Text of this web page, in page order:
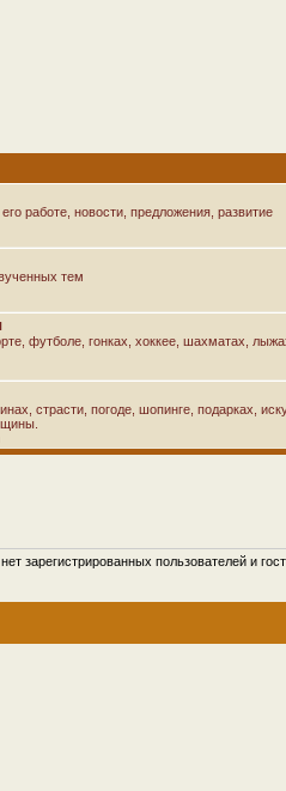
работе, новости, предложения, развитие
тем
футболе, гонках, хоккее, шахматах,
страсти, погоде, шопинге, подарках,
зарегистрированных пользователей и